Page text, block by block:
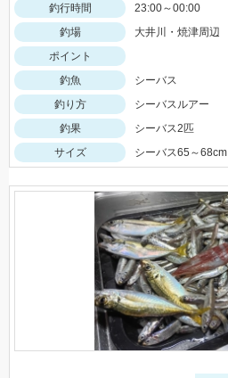
釣行時間
23:00～00:00
釣場
大井川・焼津周辺
ポイント
釣魚
シーバス
釣り方
シーバスルアー
釣果
シーバス2匹
サイズ
シーバス65～68cm